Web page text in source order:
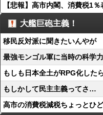
【悲報】高市内閣、消費税1
大艦巨砲主義！
移民反対派に聞きたいんやが
最強モンゴル軍に当時の科学
もしも日本全土がRPG化した
もしかして民主主義ってさ…
高市の消費税減税ちょっとひ